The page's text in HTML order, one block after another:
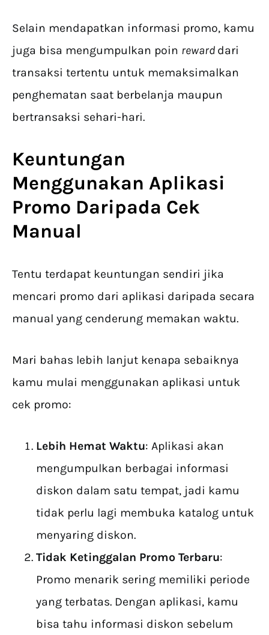
Selain mendapatkan informasi promo, kamu
juga bisa mengumpulkan poin reward dari
transaksi tertentu untuk memaksimalkan
penghematan saat berbelanja maupun
bertransaksi sehari-hari.
Keuntungan
Menggunakan Aplikasi
Promo Daripada Cek
Manual
Tentu terdapat keuntungan sendiri jika
mencari promo dari aplikasi daripada secara
manual yang cenderung memakan waktu.
Mari bahas lebih lanjut kenapa sebaiknya
kamu mulai menggunakan aplikasi untuk
cek promo:
Lebih Hemat Waktu: Aplikasi akan
mengumpulkan berbagai informasi
diskon dalam satu tempat, jadi kamu
tidak perlu lagi membuka katalog untuk
menyaring diskon.
Tidak Ketinggalan Promo Terbaru:
Promo menarik sering memiliki periode
yang terbatas. Dengan aplikasi, kamu
bisa tahu informasi diskon sebelum